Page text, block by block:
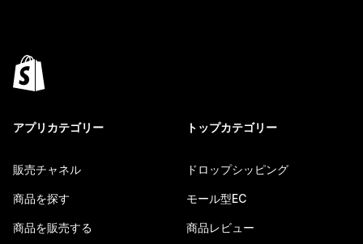
アプリカテゴリー
販売チャネル
商品を探す
商品を販売する
トップカテゴリー
ドロップシッピング
モール型EC
商品レビュー